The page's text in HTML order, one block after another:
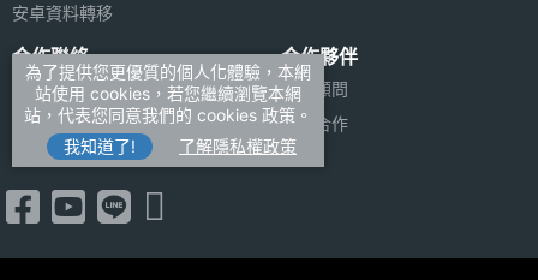
安卓資料轉移
合作聯絡
廣告刊登
加入商店報價
新聞聯絡
合作夥伴
法律顧問
媒體合作
為了提供您更優質的個人化體驗，本網
站使用 cookies，若您繼續瀏覽本網
站，代表您同意我們的 cookies 政策。
我知道了!
了解隱私權政策